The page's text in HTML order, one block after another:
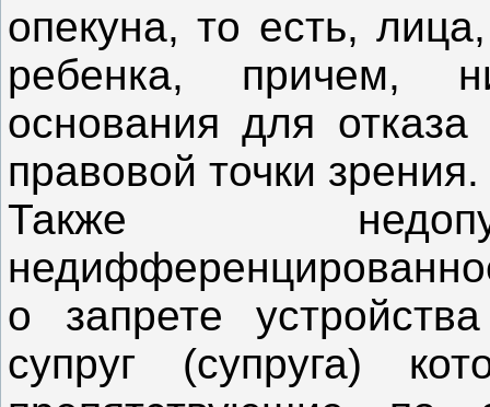
опекуна, то есть,
ребенка, причем,
основания для
правовой точки зрения.
Также
о запрете
супруг (супруга)